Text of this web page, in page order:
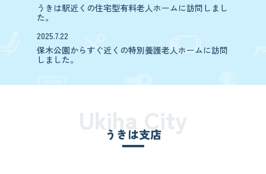
うきは駅近くの住宅型有料老人ホームに訪問しまし
た。
2025.7.22
保木公園からすぐ近くの特別養護老人ホームに訪問
しました。
うきは支店
Ukiha City